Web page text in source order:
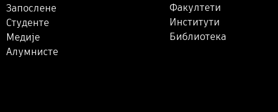
Запослене
Студенте
Медије
Алумнисте
Факултети
Институти
Библиотека